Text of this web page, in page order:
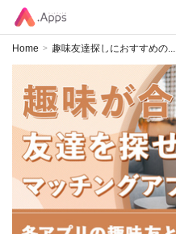
Home > 趣味友達探しにおすすめの...